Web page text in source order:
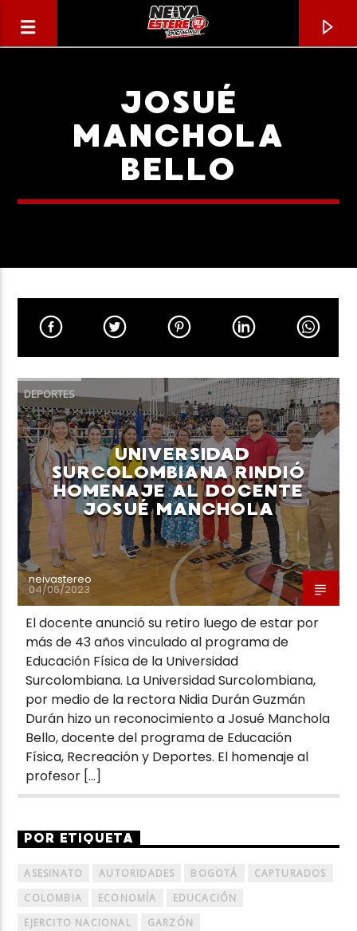
CANCIÓN ACTUAL
TÍTULO
Neiva Estereo
JOSUÉ
MANCHOLA
BELLO
DEPORTES
UNIVERSIDAD
SURCOLOMBIANA RINDIÓ
HOMENAJE AL DOCENTE
JOSUÉ MANCHOLA
neivastereo
04/06/2023
El docente anunció su retiro luego de estar por
más de 43 años vinculado al programa de
Educación Física de la Universidad
Surcolombiana. La Universidad Surcolombiana,
por medio de la rectora Nidia Durán Guzmán
Durán hizo un reconocimiento a Josué Manchola
Bello, docente del programa de Educación
Física, Recreación y Deportes. El homenaje al
profesor […]
POR ETIQUETA
ASESINATO AUTORIDADES BOGOTÁ
CAPTURADOS
COLOMBIA
ECONOMÍA
EDUCACIÓN
EJERCITO NACIONAL
GARZÓN